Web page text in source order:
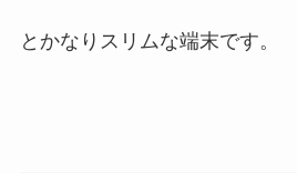
とかなりスリムな端末です。